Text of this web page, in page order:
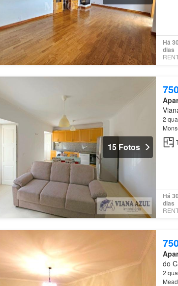
Há
dias
15 Fotos
2
Há
dias
do
2